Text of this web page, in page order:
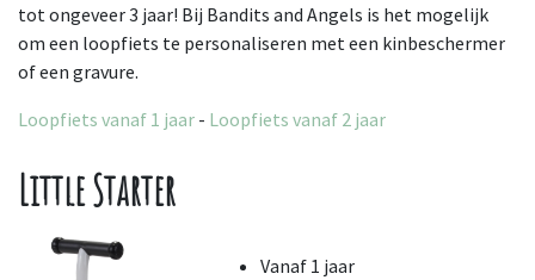
tot ongeveer 3 jaar! Bij Bandits and Angels is het mogelijk
om een loopfiets te personaliseren met een kinbeschermer
of een gravure.
Loopfiets vanaf 1 jaar - Loopfiets vanaf 2 jaar
Little Starter
Vanaf 1 jaar